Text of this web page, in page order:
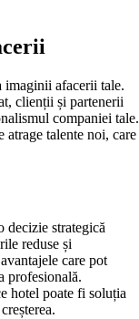
imaginii afacerii tale.
clienții și partenerii
companiei tale.
atrage talente noi, care
decizie strategică
reduse și
care pot
profesională.
hotel poate fi soluția